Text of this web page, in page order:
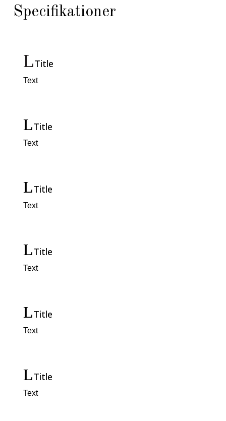
Specifikationer
Title
Text
Title
Text
Title
Text
Title
Text
Title
Text
Title
Text